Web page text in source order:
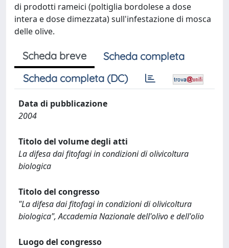
di prodotti rameici (poltiglia bordolese a dose
intera e dose dimezzata) sull'infestazione di mosca
delle olive.
Scheda breve
Scheda completa
Scheda completa (DC)
Data di pubblicazione
2004
Titolo del volume degli atti
La difesa dai fitofagi in condizioni di olivicoltura
biologica
Titolo del congresso
"La difesa dai fitofagi in condizioni di olivicoltura
biologica", Accademia Nazionale dell'olivo e dell'olio
Luogo del congresso